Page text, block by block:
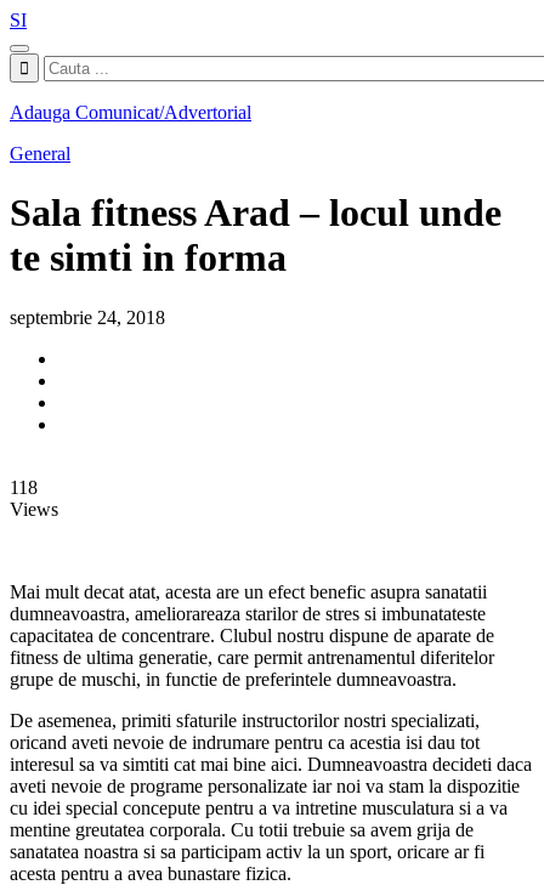
SI
Adauga Comunicat/Advertorial
General
Sala fitness Arad – locul unde
te simti in forma
septembrie 24, 2018
118
Views
Mai mult decat atat, acesta are un efect benefic asupra sanatatii
dumneavoastra, ameliorareaza starilor de stres si imbunatateste
capacitatea de concentrare. Clubul nostru dispune de aparate de
fitness de ultima generatie, care permit antrenamentul diferitelor
grupe de muschi, in functie de preferintele dumneavoastra.
De asemenea, primiti sfaturile instructorilor nostri specializati,
oricand aveti nevoie de indrumare pentru ca acestia isi dau tot
interesul sa va simtiti cat mai bine aici. Dumneavoastra decideti daca
aveti nevoie de programe personalizate iar noi va stam la dispozitie
cu idei special concepute pentru a va intretine musculatura si a va
mentine greutatea corporala. Cu totii trebuie sa avem grija de
sanatatea noastra si sa participam activ la un sport, oricare ar fi
acesta pentru a avea bunastare fizica.